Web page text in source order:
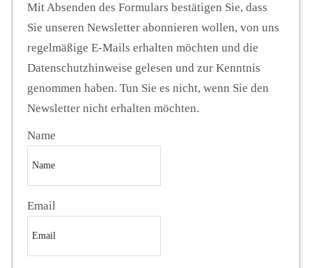
Mit Absenden des Formulars bestätigen Sie, dass
Sie unseren Newsletter abonnieren wollen, von uns
regelmäßige E-Mails erhalten möchten und die
Datenschutzhinweise gelesen und zur Kenntnis
genommen haben. Tun Sie es nicht, wenn Sie den
Newsletter nicht erhalten möchten.
Name
Email